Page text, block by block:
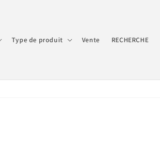
Type de produit Vente RECHERCHE